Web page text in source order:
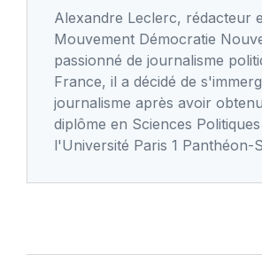
Alexandre Leclerc, rédacteur
Mouvement Démocratie
passionné de journalisme
France, il a décidé de
journalisme après avoir
diplôme en Sciences
l'Université Paris 1 Panthéon-